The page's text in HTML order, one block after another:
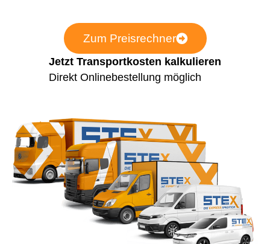
Zum Preisrechner
Jetzt Transportkosten kalkulieren
Direkt Onlinebestellung möglich